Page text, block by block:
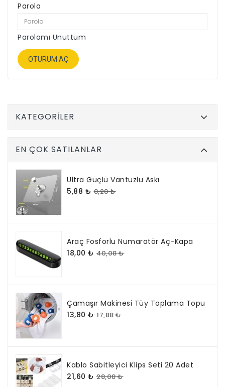
Parola
Parolamı Unuttum
KATEGORILER
EN ÇOK SATILANLAR
Ultra Güçlü Vantuzlu Askı
5,88 ₺ 8,28 ₺
Araç Fosforlu Numaratör Aç-Kapa
18,00 ₺ 40,08 ₺
Çamaşır Makinesi Tüy Toplama Topu
13,80 ₺ 17,88 ₺
Kablo Sabitleyici Klips Seti 20 Adet
21,60 ₺ 28,08 ₺